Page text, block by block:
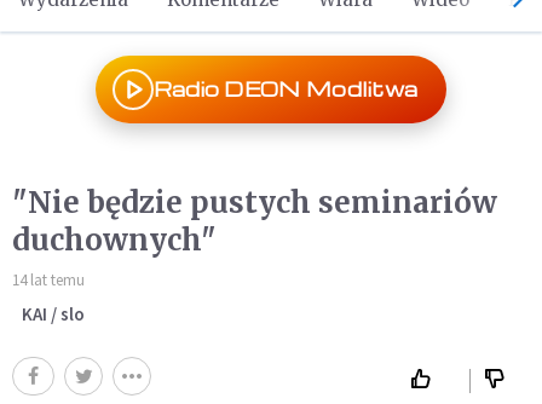
Radio DEON Modlitwa
"Nie będzie pustych seminariów
duchownych"
14 lat temu
KAI / slo